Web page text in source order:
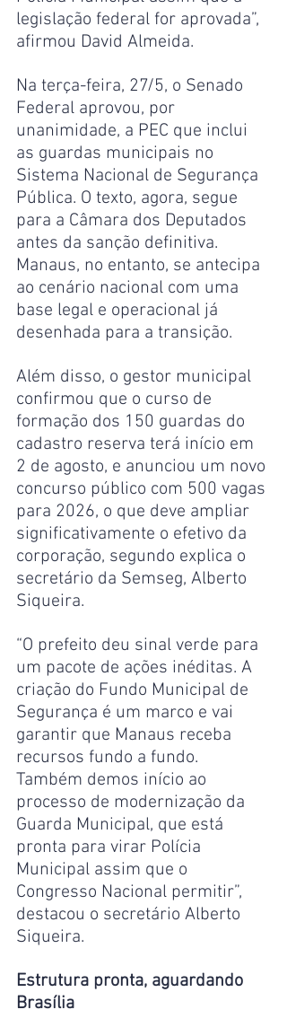
legislação federal for aprovada”,
afirmou David Almeida.
Na terça-feira, 27/5, o Senado
Federal aprovou, por
unanimidade, a PEC que inclui
as guardas municipais no
Sistema Nacional de Segurança
Pública. O texto, agora, segue
para a Câmara dos Deputados
antes da sanção definitiva.
Manaus, no entanto, se antecipa
ao cenário nacional com uma
base legal e operacional já
desenhada para a transição.
Além disso, o gestor municipal
confirmou que o curso de
formação dos 150 guardas do
cadastro reserva terá início em
2 de agosto, e anunciou um novo
concurso público com 500 vagas
para 2026, o que deve ampliar
significativamente o efetivo da
corporação, segundo explica o
secretário da Semseg, Alberto
Siqueira.
“O prefeito deu sinal verde para
um pacote de ações inéditas. A
criação do Fundo Municipal de
Segurança é um marco e vai
garantir que Manaus receba
recursos fundo a fundo.
Também demos início ao
processo de modernização da
Guarda Municipal, que está
pronta para virar Polícia
Municipal assim que o
Congresso Nacional permitir”,
destacou o secretário Alberto
Siqueira.
Estrutura pronta, aguardando
Brasília